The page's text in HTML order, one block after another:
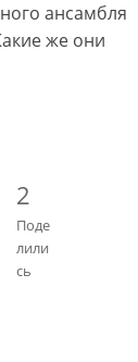
ансамбля
же они
2
Поде
лили
сь